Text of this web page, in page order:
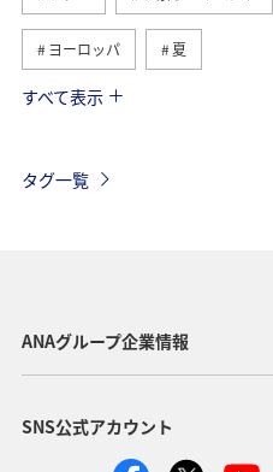
ヨーロッパ 夏
ハワイ
東南アジア・南アジア ア
韓国 東アジア
すべて表示
タグ一覧
ANAグループ企業情報
SNS公式アカウント